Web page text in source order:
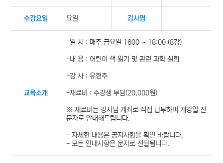
수강요일 요일 강사명
교육소개
-일 시 : 매주 금요일 1600 ~ 18:00 (8강)
-내 용 : 어린이 책 읽기 및 관련 과학 실험
-강 사 : 유현주
-재료비 : 수강생 부담(20,000원)
※ 재료비는 강사님 계좌로 직접 납부하며 개강일 전
문자로 안내해드립니다.
- 자세한 내용은 공지사항을 확인 바랍니다.
- 모든 안내사항은 문자로 전달됩니다.